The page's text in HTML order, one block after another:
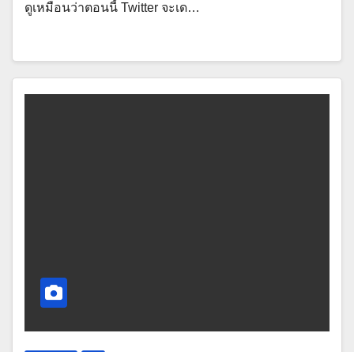
ดูเหมือนว่าตอนนี้ Twitter จะเด…